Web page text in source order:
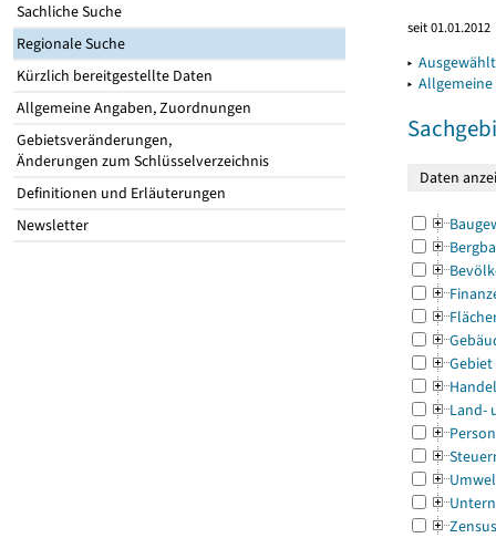
Sachliche Suche
Regionale Suche
Kürzlich bereitgestellte Daten
Allgemeine Angaben, Zuordnungen
Gebietsveränderungen,
Änderungen zum Schlüsselverzeichnis
Definitionen und Erläuterungen
Newsletter
seit 01.01.2012
▸
▸
Gebiet
Land-
Zensus